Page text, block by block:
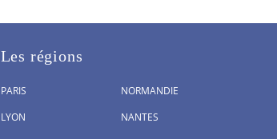
Les régions
PARIS
LYON
NORMANDIE
NANTES